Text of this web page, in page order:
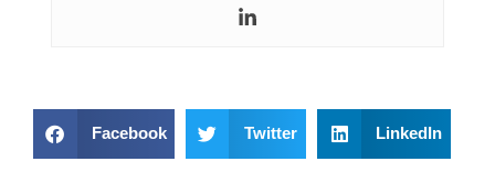
Facebook Twitter LinkedIn